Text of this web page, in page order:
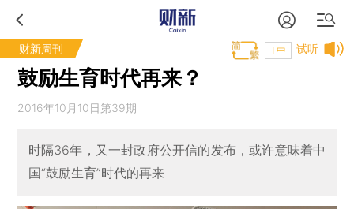
财新周刊 试听
T中
鼓励生育时代再来？
2016年10月10日第39期
时隔36年，又一封政府公开信的发布，或许意味着中
国“鼓励生育”时代的再来